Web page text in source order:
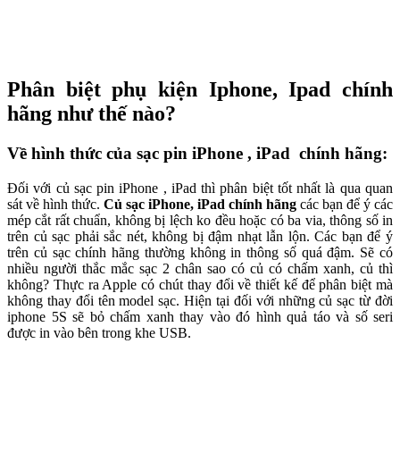
Phân biệt phụ kiện Iphone, Ipad chính
hãng như thế nào?
Về hình thức của sạc pin iPhone , iPad chính hãng:
Đối với củ sạc pin iPhone , iPad thì phân biệt tốt nhất là qua quan
sát về hình thức. Củ sạc iPhone, iPad chính hãng các bạn để ý các
mép cắt rất chuẩn, không bị lệch ko đều hoặc có ba via, thông số in
trên củ sạc phải sắc nét, không bị đậm nhạt lẫn lộn. Các bạn để ý
trên củ sạc chính hãng thường không in thông số quá đậm. Sẽ có
nhiều người thắc mắc sạc 2 chân sao có củ có chấm xanh, củ thì
không? Thực ra Apple có chút thay đổi về thiết kế để phân biệt mà
không thay đổi tên model sạc. Hiện tại đối với những củ sạc từ đời
iphone 5S sẽ bỏ chấm xanh thay vào đó hình quả táo và số seri
được in vào bên trong khe USB.